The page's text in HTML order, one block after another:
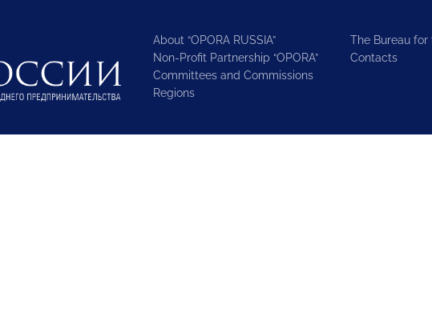
About “OPORA RUSSIA”
Non-Profit Partnership “OPORA”
Committees and Commissions
Regions
The Bureau
Contacts